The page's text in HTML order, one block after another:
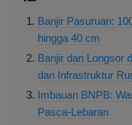
Banjir Pasuruan:
hingga 40 cm
Banjir dan Longsor
dan Infrastruktur
Imbauan BNPB:
Pasca-Lebaran